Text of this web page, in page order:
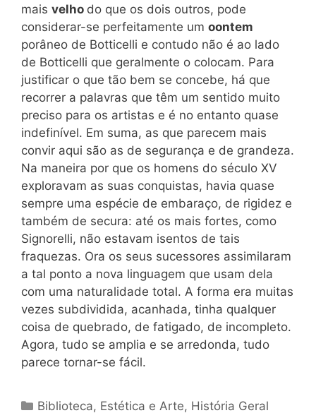
mais velho do que os dois outros, pode
considerar-se perfeitamente um oontem
porâneo de Botticelli e contudo não é ao lado
de Botticelli que geralmente o colocam. Para
justificar o que tão bem se concebe, há que
recorrer a palavras que têm um sentido muito
preciso para os artistas e é no entanto quase
indefinível. Em suma, as que parecem mais
convir aqui são as de segurança e de grandeza.
Na maneira por que os homens do século XV
exploravam as suas conquistas, havia quase
sempre uma espécie de embaraço, de rigidez e
também de secura: até os mais fortes, como
Signorelli, não estavam isentos de tais
fraquezas. Ora os seus sucessores assimilaram
a tal ponto a nova linguagem que usam dela
com uma naturalidade total. A forma era muitas
vezes subdividida, acanhada, tinha qualquer
coisa de quebrado, de fatigado, de incompleto.
Agora, tudo se amplia e se arredonda, tudo
parece tornar-se fácil.
Categorias
Biblioteca, Estética e Arte, História Geral